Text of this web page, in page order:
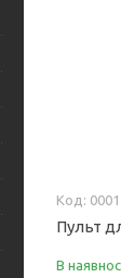
Пульт
В